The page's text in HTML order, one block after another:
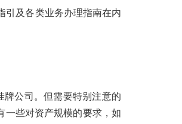
引及各类业务办理指南在内
公司。但需要特别注意的
一些对资产规模的要求，如